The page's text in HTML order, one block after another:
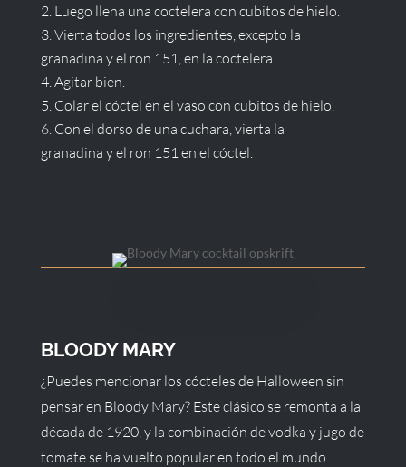
Luego llena una coctelera con cubitos de hielo.
Vierta todos los ingredientes, excepto la
granadina y el ron 151, en la coctelera.
Agitar bien.
Colar el cóctel en el vaso con cubitos de hielo.
Con el dorso de una cuchara, vierta la
granadina y el ron 151 en el cóctel.
BLOODY MARY
¿Puedes mencionar los cócteles de Halloween sin
pensar en Bloody Mary? Este clásico se remonta a la
década de 1920, y la combinación de vodka y jugo de
tomate se ha vuelto popular en todo el mundo.